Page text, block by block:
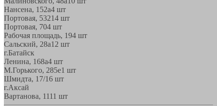
Нансена, 152а4 шт
Портовая, 53214 шт
Портовая, 704 шт
Рабочая площадь, 194 шт
Сальский, 28a12 шт
г.Батайск
Ленина, 168а4 шт
М.Горького, 285е1 шт
Шмидта, 17/16 шт
г.Аксай
Вартанова, 1111 шт